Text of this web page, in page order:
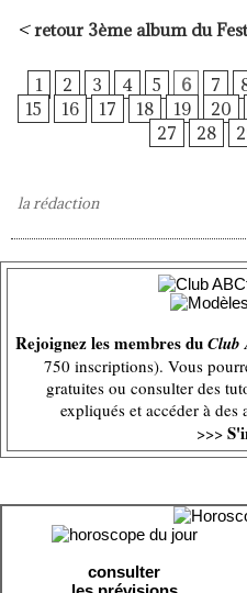
<retour 3ème album du
1 2 3 4 5 6 7
15
16 17 18 19 20
27
28
la rédaction
Rejoignez les membres duClub
750 inscriptions). Vous
gratuites ou consulter des
expliqués et accéder à
>>>
consulter